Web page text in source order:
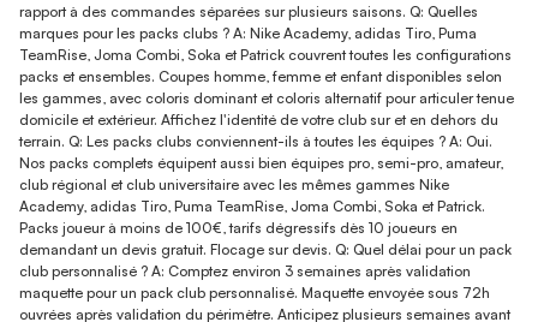
rapport à des commandes séparées sur plusieurs saisons. Q: Quelles
marques pour les packs clubs ? A: Nike Academy, adidas Tiro, Puma
TeamRise, Joma Combi, Soka et Patrick couvrent toutes les configurations
packs et ensembles. Coupes homme, femme et enfant disponibles selon
les gammes, avec coloris dominant et coloris alternatif pour articuler tenue
domicile et extérieur. Affichez l'identité de votre club sur et en dehors du
terrain. Q: Les packs clubs conviennent-ils à toutes les équipes ? A: Oui.
Nos packs complets équipent aussi bien équipes pro, semi-pro, amateur,
club régional et club universitaire avec les mêmes gammes Nike
Academy, adidas Tiro, Puma TeamRise, Joma Combi, Soka et Patrick.
Packs joueur à moins de 100€, tarifs dégressifs dès 10 joueurs en
demandant un devis gratuit. Flocage sur devis. Q: Quel délai pour un pack
club personnalisé ? A: Comptez environ 3 semaines après validation
maquette pour un pack club personnalisé. Maquette envoyée sous 72h
ouvrées après validation du périmètre. Anticipez plusieurs semaines avant